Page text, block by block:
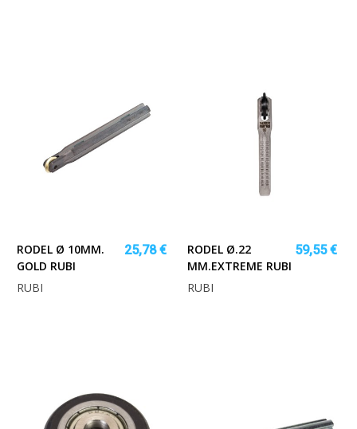
RODEL Ø 10MM.
GOLD RUBI
25,78 €
RUBI
RODEL Ø.22
MM.EXTREME RUBI
59,55 €
RUBI